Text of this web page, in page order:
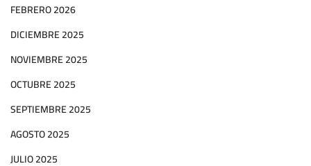
FEBRERO 2026
DICIEMBRE 2025
NOVIEMBRE 2025
OCTUBRE 2025
SEPTIEMBRE 2025
AGOSTO 2025
JULIO 2025